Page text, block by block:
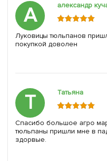
А александр
Луковицы тюльпанов
покупкой доволен
Т Татьяна
Спасибо большое агро
тюльпаны пришли мне в
здорвые.